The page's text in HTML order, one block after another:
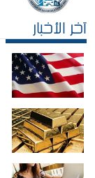
آخر الأخبار